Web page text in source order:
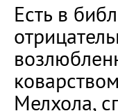
Есть в
Мелхола,